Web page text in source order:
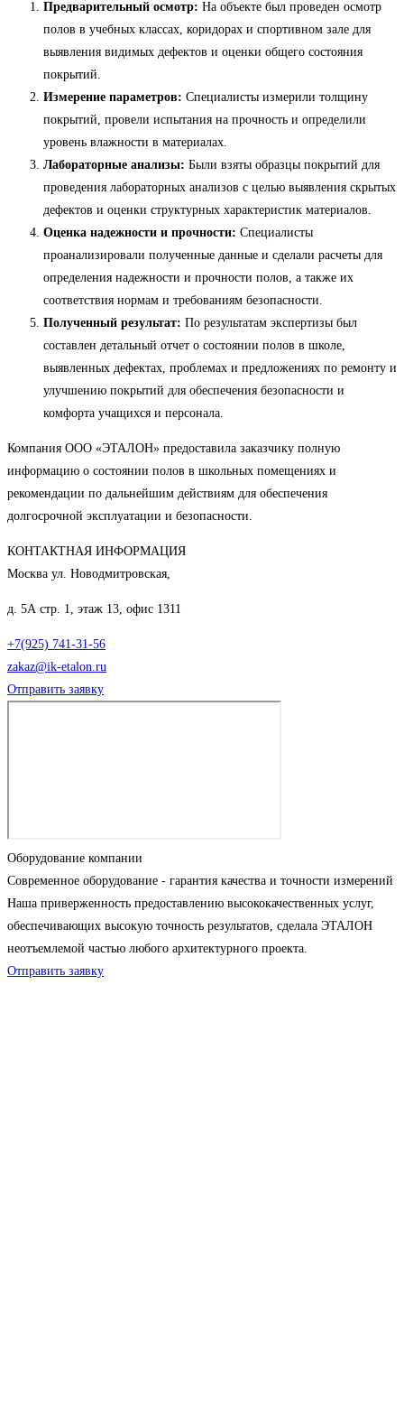
Предварительный осмотр: На объекте был проведен осмотр
полов в учебных классах, коридорах и спортивном зале для
выявления видимых дефектов и оценки общего состояния
покрытий.
Измерение параметров: Специалисты измерили толщину
покрытий, провели испытания на прочность и определили
уровень влажности в материалах.
Лабораторные анализы: Были взяты образцы покрытий для
проведения лабораторных анализов с целью выявления скрытых
дефектов и оценки структурных характеристик материалов.
Оценка надежности и прочности: Специалисты
проанализировали полученные данные и сделали расчеты для
определения надежности и прочности полов, а также их
соответствия нормам и требованиям безопасности.
Полученный результат: По результатам экспертизы был
составлен детальный отчет о состоянии полов в школе,
выявленных дефектах, проблемах и предложениях по ремонту и
улучшению покрытий для обеспечения безопасности и
комфорта учащихся и персонала.
Компания ООО «ЭТАЛОН» предоставила заказчику полную
информацию о состоянии полов в школьных помещениях и
рекомендации по дальнейшим действиям для обеспечения
долгосрочной эксплуатации и безопасности.
КОНТАКТНАЯ ИНФОРМАЦИЯ
Москва ул. Новодмитровская,
д. 5А стр. 1, этаж 13, офис 1311
+7(925) 741-31-56
zakaz@ik-etalon.ru
Отправить заявку
Оборудование компании
Современное оборудование - гарантия качества и точности измерений
Наша приверженность предоставлению высококачественных услуг,
обеспечивающих высокую точность результатов, сделала ЭТАЛОН
неотъемлемой частью любого архитектурного проекта.
Отправить заявку